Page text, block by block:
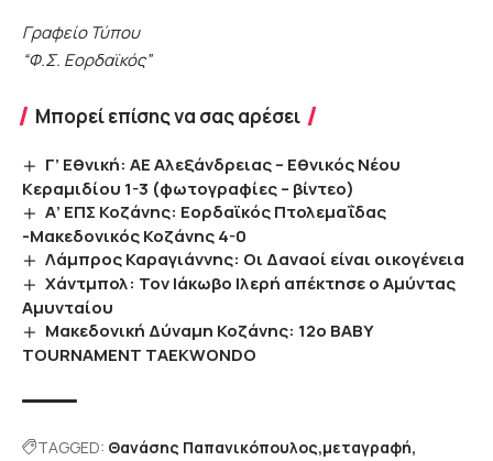
Γραφείο Τύπου
“Φ.Σ. Εορδαϊκός”
Μπορεί επίσης να σας αρέσει
Γ’ Εθνική: ΑΕ Αλεξάνδρειας – Εθνικός Νέου
Κεραμιδίου 1-3 (φωτογραφίες – βίντεο)
Α’ ΕΠΣ Κοζάνης: Εορδαϊκός Πτολεμαΐδας
-Μακεδονικός Κοζάνης 4-0
Λάμπρος Καραγιάννης: Οι Δαναοί είναι οικογένεια
Χάντμπολ: Τον Ιάκωβο Ιλερή απέκτησε ο Αμύντας
Αμυνταίου
Mακεδονική Δύναμη Κοζάνης: 12ο BABY
TOURNAMENT TAEKWONDO
TAGGED: Θανάσης Παπανικόπουλος μεταγραφή